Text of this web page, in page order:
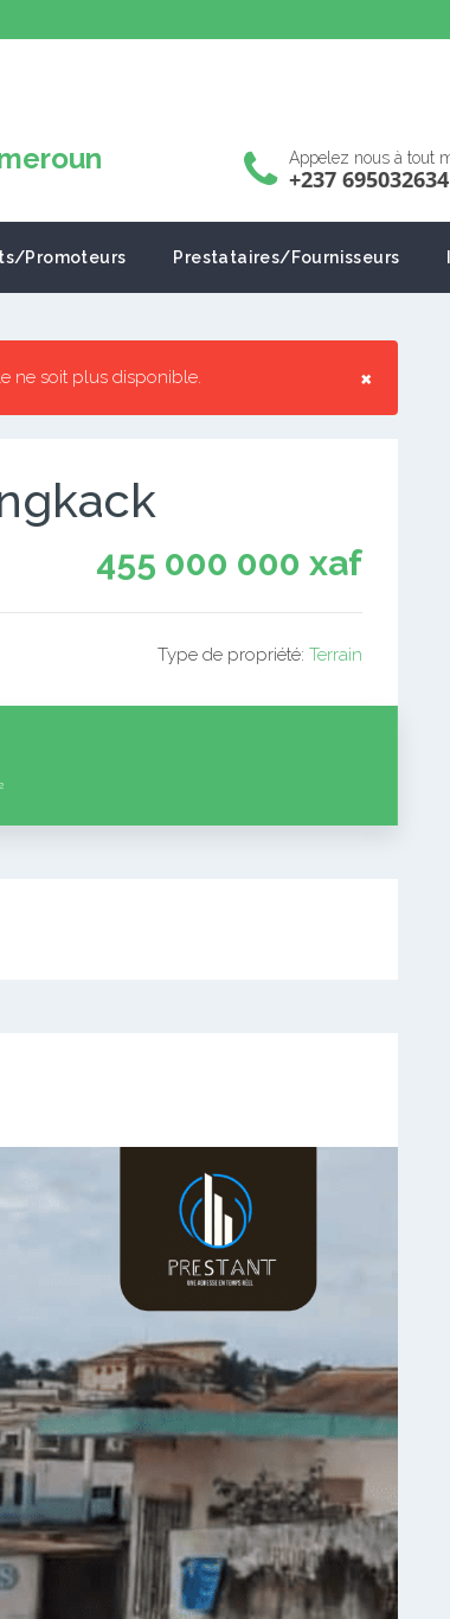
Appelez nous à tout
+237 695032634
Promoteurs Prestataires/Fournisseurs
×
ne soit plus disponible.
455 000 000 xaf
Type de propriété: Terrain